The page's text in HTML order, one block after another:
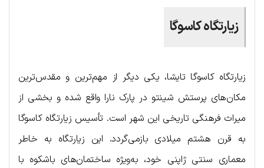
زیارتگاه کاسوگا
زیارتگاه کاسوگا تایشا، یکی دیگر از مهم‌ترین و مقدس‌ترین
مکان‌های پرستش شینتو در پارک نارا واقع شده و بخشی از
میراث فرهنگی تاریخی این شهر است. تأسیس زیارتگاه کاسوگا
به قرن هشتم میلادی بازمی‌گردد. این زیارتگاه به خاطر
معماری سنتی ژاپنی خود، به‌ویژه ساختمان‌های باشکوه با